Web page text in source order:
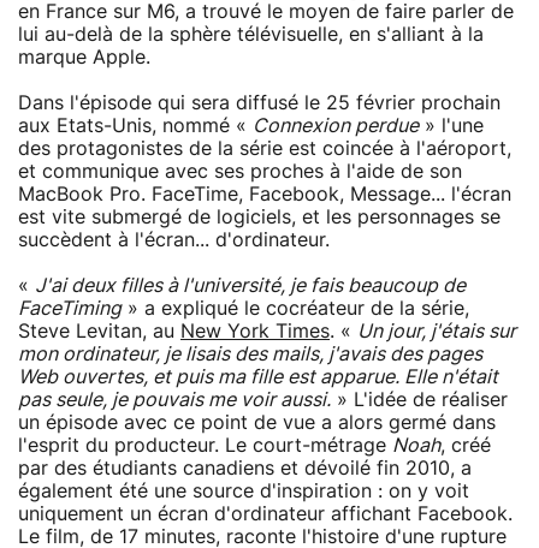
en France sur M6, a trouvé le moyen de faire parler de
lui au-delà de la sphère télévisuelle, en s'alliant à la
marque Apple.
Dans l'épisode qui sera diffusé le 25 février prochain
aux Etats-Unis, nommé « Connexion perdue» l'une
des protagonistes de la série est coincée à l'aéroport,
et communique avec ses proches à l'aide de son
MacBook Pro. FaceTime, Facebook, Message... l'écran
est vite submergé de logiciels, et les personnages se
succèdent à l'écran... d'ordinateur.
« J'ai deux filles à l'université, je fais beaucoup de
FaceTiming» a expliqué le cocréateur de la série,
Steve Levitan, au New York Times. « Un jour, j'étais sur
mon ordinateur, je lisais des mails, j'avais des pages
Web ouvertes, et puis ma fille est apparue. Elle n'était
pas seule, je pouvais me voir aussi. » L'idée de réaliser
un épisode avec ce point de vue a alors germé dans
l'esprit du producteur. Le court-métrage Noah, créé
par des étudiants canadiens et dévoilé fin 2010, a
également été une source d'inspiration : on y voit
uniquement un écran d'ordinateur affichant Facebook.
Le film, de 17 minutes, raconte l'histoire d'une rupture